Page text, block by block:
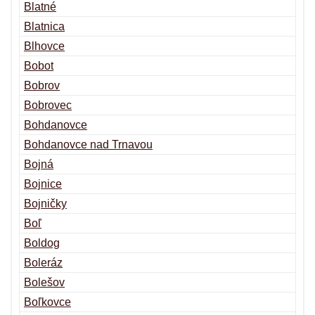
Blatné
Blatnica
Blhovce
Bobot
Bobrov
Bobrovec
Bohdanovce
Bohdanovce nad Trnavou
Bojná
Bojnice
Bojničky
Boľ
Boldog
Boleráz
Bolešov
Boľkovce